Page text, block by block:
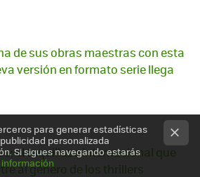
de sus obras maestras con esta
versión en formato serie llega
el taquillazo internacional que
al género de los thrillers
para generar estadísticas
personalizada
Si sigues navegando estarás